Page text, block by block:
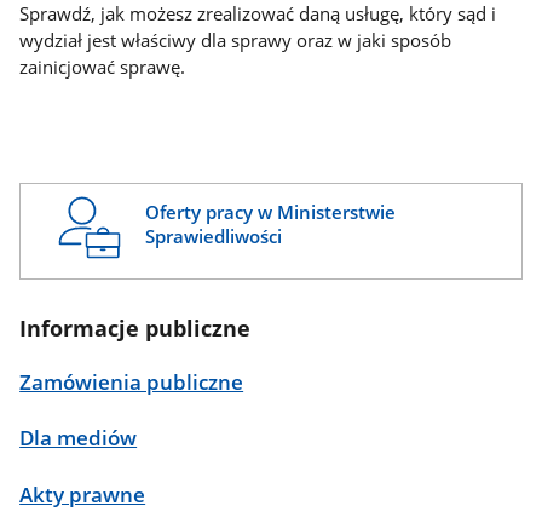
Sprawdź, jak możesz zrealizować daną usługę, który sąd i
wydział jest właściwy dla sprawy oraz w jaki sposób
zainicjować sprawę.
Oferty pracy w Ministerstwie
Sprawiedliwości
Informacje publiczne
Zamówienia publiczne
Dla mediów
Akty prawne